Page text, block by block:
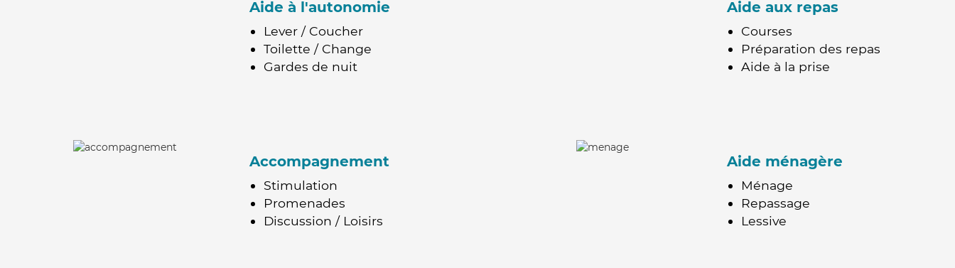
Aide à l'autonomie
Lever / Coucher
Toilette / Change
Gardes de nuit
Aide aux repas
Courses
Préparation des repas
Aide à la prise
Accompagnement
Stimulation
Promenades
Discussion / Loisirs
Aide ménagère
Ménage
Repassage
Lessive